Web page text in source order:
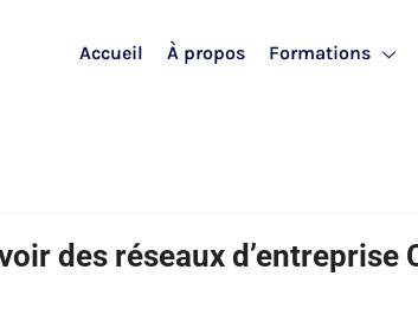
Accueil À propos Formations
des réseaux d’entreprise